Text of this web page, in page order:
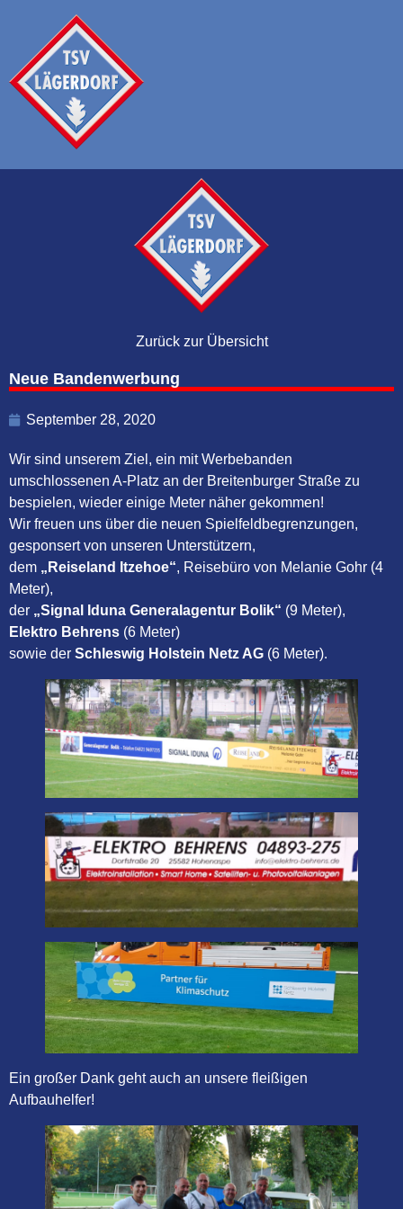
Zurück zur Übersicht
Neue Bandenwerbung
September 28, 2020
Wir sind unserem Ziel, ein mit Werbebanden
umschlossenen A-Platz an der Breitenburger Straße zu
bespielen, wieder einige Meter näher gekommen!
Wir freuen uns über die neuen Spielfeldbegrenzungen,
gesponsert von unseren Unterstützern,
dem „Reiseland Itzehoe“, Reisebüro von Melanie Gohr (4
Meter),
der „Signal Iduna Generalagentur Bolik“ (9 Meter),
Elektro Behrens (6 Meter)
sowie der Schleswig Holstein Netz AG (6 Meter).
Ein großer Dank geht auch an unsere fleißigen
Aufbauhelfer!